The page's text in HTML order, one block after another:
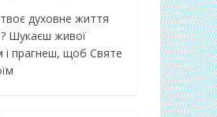
духовне життя
Шукаєш живої
і прагнеш, щоб Святе